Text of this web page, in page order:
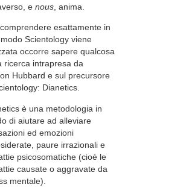
e nous , anima.
esattamente in
Scientology viene
occorre sapere qualcosa
ricerca intrapresa da
Hubbard e sul precursore
Dianetics.
è una metodologia in
di aiutare ad alleviare
ed emozioni
paure irrazionali e
psicosomatiche (cioè le
causate o aggravate da
mentale).